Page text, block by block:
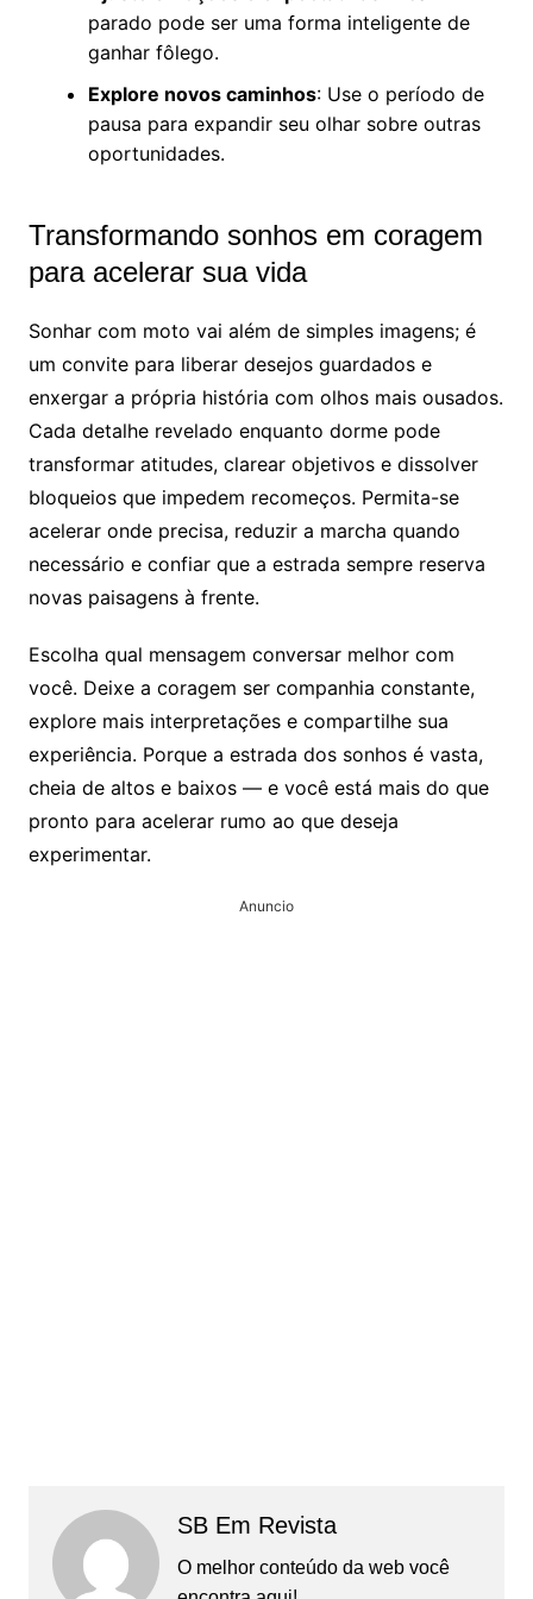
parado pode ser uma forma inteligente de
ganhar fôlego.
Explore novos caminhos: Use o período de
pausa para expandir seu olhar sobre outras
oportunidades.
Transformando sonhos em coragem
para acelerar sua vida
Sonhar com moto vai além de simples imagens; é
um convite para liberar desejos guardados e
enxergar a própria história com olhos mais ousados.
Cada detalhe revelado enquanto dorme pode
transformar atitudes, clarear objetivos e dissolver
bloqueios que impedem recomeços. Permita-se
acelerar onde precisa, reduzir a marcha quando
necessário e confiar que a estrada sempre reserva
novas paisagens à frente.
Escolha qual mensagem conversar melhor com
você. Deixe a coragem ser companhia constante,
explore mais interpretações e compartilhe sua
experiência. Porque a estrada dos sonhos é vasta,
cheia de altos e baixos — e você está mais do que
pronto para acelerar rumo ao que deseja
experimentar.
Anuncio
SB Em Revista
O melhor conteúdo da web você